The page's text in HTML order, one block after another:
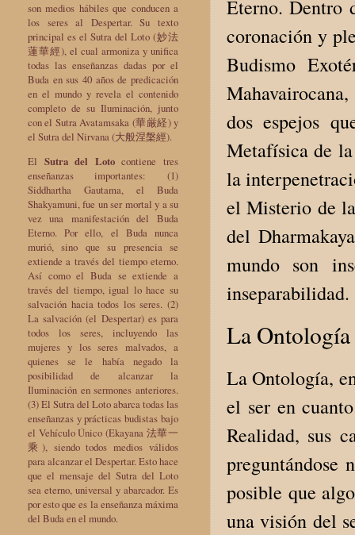
Eterno. Dentro
coronación y
Budismo
dos espejos
Metafísica de
la
el Misterio de
del
mundo son
inseparabilidad.
La
La Ontología,
el ser en
Realidad, sus
posible que
una visión del
son medios hábiles que conducen a
los seres al Despertar. Su texto
principal es el Sutra del Loto (妙法
蓮華經), el cual armoniza y unifica
todas las enseñanzas dadas por el
Buda en sus 40 años de predicación
en el mundo y revela el contenido
completo de su Iluminación, junto
con el Sutra Avatamsaka (華厳経) y
el Sutra del Nirvana (大般涅槃經).
El Sutra del Lotocontiene tres
enseñanzas importantes: (1)
Siddhartha Gautama, el Buda
Shakyamuni, fue un ser mortal y a su
vez una manifestación del Buda
Eterno. Por ello, el Buda nunca
murió, sino que su presencia se
extiende a través del tiempo eterno.
Así como el Buda se extiende a
través del tiempo, igual lo hace su
salvación hacia todos los seres. (2)
La salvación (el Despertar) es para
todos los seres, incluyendo las
mujeres y los seres malvados, a
quienes se le había negado la
posibilidad de alcanzar la
Iluminación en sermones anteriores.
(3) El Sutra del Loto abarca todas las
enseñanzas y prácticas budistas bajo
el Vehículo Único (Ekayana 法華一
乘), siendo todos medios válidos
para alcanzar el Despertar. Esto hace
que el mensaje del Sutra del Loto
sea eterno, universal y abarcador. Es
por esto que es la enseñanza máxima
del Buda en el mundo.